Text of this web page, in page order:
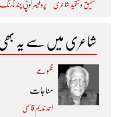
تحقیق و تنقید شاعری پروفیسر گوپی چند نارنگ
شاعری میں سے یہ بھی
مجموعے
مناجات
احمد ندیم قاسمی